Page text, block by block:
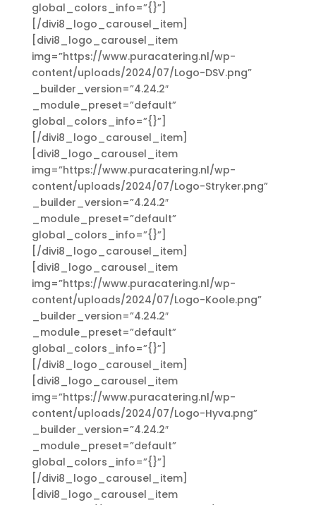
global_colors_info=”{}”]
[/divi8_logo_carousel_item]
[divi8_logo_carousel_item
img=”https://www.puracatering.nl/wp-
content/uploads/2024/07/Logo-DSV.png”
_builder_version=”4.24.2″
_module_preset=”default”
global_colors_info=”{}”]
[/divi8_logo_carousel_item]
[divi8_logo_carousel_item
img=”https://www.puracatering.nl/wp-
content/uploads/2024/07/Logo-Stryker.png”
_builder_version=”4.24.2″
_module_preset=”default”
global_colors_info=”{}”]
[/divi8_logo_carousel_item]
[divi8_logo_carousel_item
img=”https://www.puracatering.nl/wp-
content/uploads/2024/07/Logo-Koole.png”
_builder_version=”4.24.2″
_module_preset=”default”
global_colors_info=”{}”]
[/divi8_logo_carousel_item]
[divi8_logo_carousel_item
img=”https://www.puracatering.nl/wp-
content/uploads/2024/07/Logo-Hyva.png”
_builder_version=”4.24.2″
_module_preset=”default”
global_colors_info=”{}”]
[/divi8_logo_carousel_item]
[divi8_logo_carousel_item